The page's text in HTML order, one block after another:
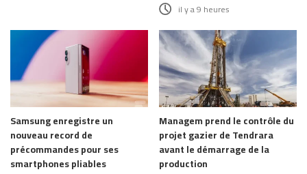
il y a 9 heures
Samsung enregistre un
nouveau record de
précommandes pour ses
smartphones pliables
Managem prend le contrôle du
projet gazier de Tendrara
avant le démarrage de la
production